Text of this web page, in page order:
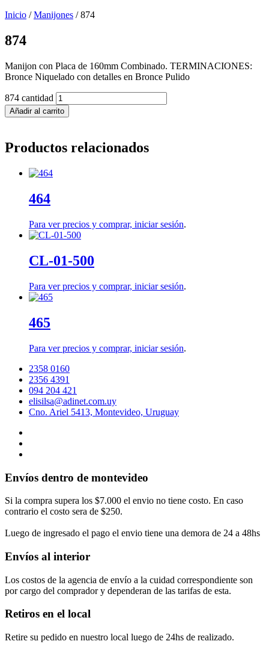
Inicio /Manijones / 874
874
Manijon con Placa de 160mm Combinado. TERMINACIONES:
Bronce Niquelado con detalles en Bronce Pulido
874 cantidad
Añadir al carrito
Productos relacionados
464
Para ver precios y comprar, iniciar sesión.
CL-01-500
Para ver precios y comprar, iniciar sesión.
465
Para ver precios y comprar, iniciar sesión.
2358 0160
2356 4391
094 204 421
elisilsa@adinet.com.uy
Cno. Ariel 5413, Montevideo, Uruguay
Envíos dentro de montevideo
Si la compra supera los $7.000 el envio no tiene costo. En caso
contrario el costo sera de $250.
Luego de ingresado el pago el envio tiene una demora de 24 a 48hs
Envíos al interior
Los costos de la agencia de envío a la cuidad correspondiente son
por cargo del comprador y dependeran de las tarifas de esta.
Retiros en el local
Retire su pedido en nuestro local luego de 24hs de realizado.